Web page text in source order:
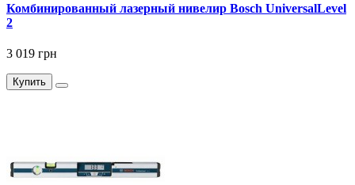
Комбинированный лазерный нивелир Bosch UniversalLevel
2
3 019 грн
Купить